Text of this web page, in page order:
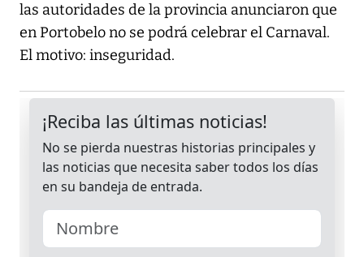
las autoridades de la provincia anunciaron que
en Portobelo no se podrá celebrar el Carnaval.
El motivo: inseguridad.